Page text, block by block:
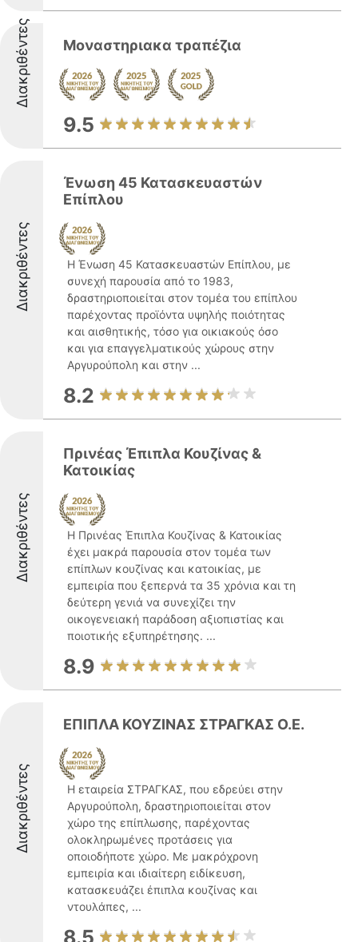
Διακριθέντες Μοναστηριακα τραπέζια
9.5
Διακριθέντες
Ένωση 45 Κατασκευαστών
Επίπλου
Η Ένωση 45 Κατασκευαστών Επίπλου, με
συνεχή παρουσία από το 1983,
δραστηριοποιείται στον τομέα του επίπλου
παρέχοντας προϊόντα υψηλής ποιότητας
και αισθητικής, τόσο για οικιακούς όσο
και για επαγγελματικούς χώρους στην
Αργυρούπολη και στην ...
8.2
Διακριθέντες
Πρινέας Έπιπλα Κουζίνας &
Κατοικίας
Η Πρινέας Έπιπλα Κουζίνας & Κατοικίας
έχει μακρά παρουσία στον τομέα των
επίπλων κουζίνας και κατοικίας, με
εμπειρία που ξεπερνά τα 35 χρόνια και τη
δεύτερη γενιά να συνεχίζει την
οικογενειακή παράδοση αξιοπιστίας και
ποιοτικής εξυπηρέτησης. ...
8.9
Διακριθέντες
ΕΠΙΠΛΑ ΚΟΥΖΙΝΑΣ ΣΤΡΑΓΚΑΣ O.E.
Η εταιρεία ΣΤΡΑΓΚΑΣ, που εδρεύει στην
Αργυρούπολη, δραστηριοποιείται στον
χώρο της επίπλωσης, παρέχοντας
ολοκληρωμένες προτάσεις για
οποιοδήποτε χώρο. Με μακρόχρονη
εμπειρία και ιδιαίτερη ειδίκευση,
κατασκευάζει έπιπλα κουζίνας και
ντουλάπες, ...
8.5